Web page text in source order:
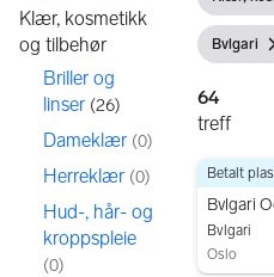
Klær, kosmetikk
og tilbehør
Briller og
linser (26)
Dameklær (0)
Herreklær (0)
Hud-, hår- og
kroppspleie
(0)
Vis filter
Vis filter
Bvlgari
64
treff
64
37 500
Bvlgari
Oslo
Betalt